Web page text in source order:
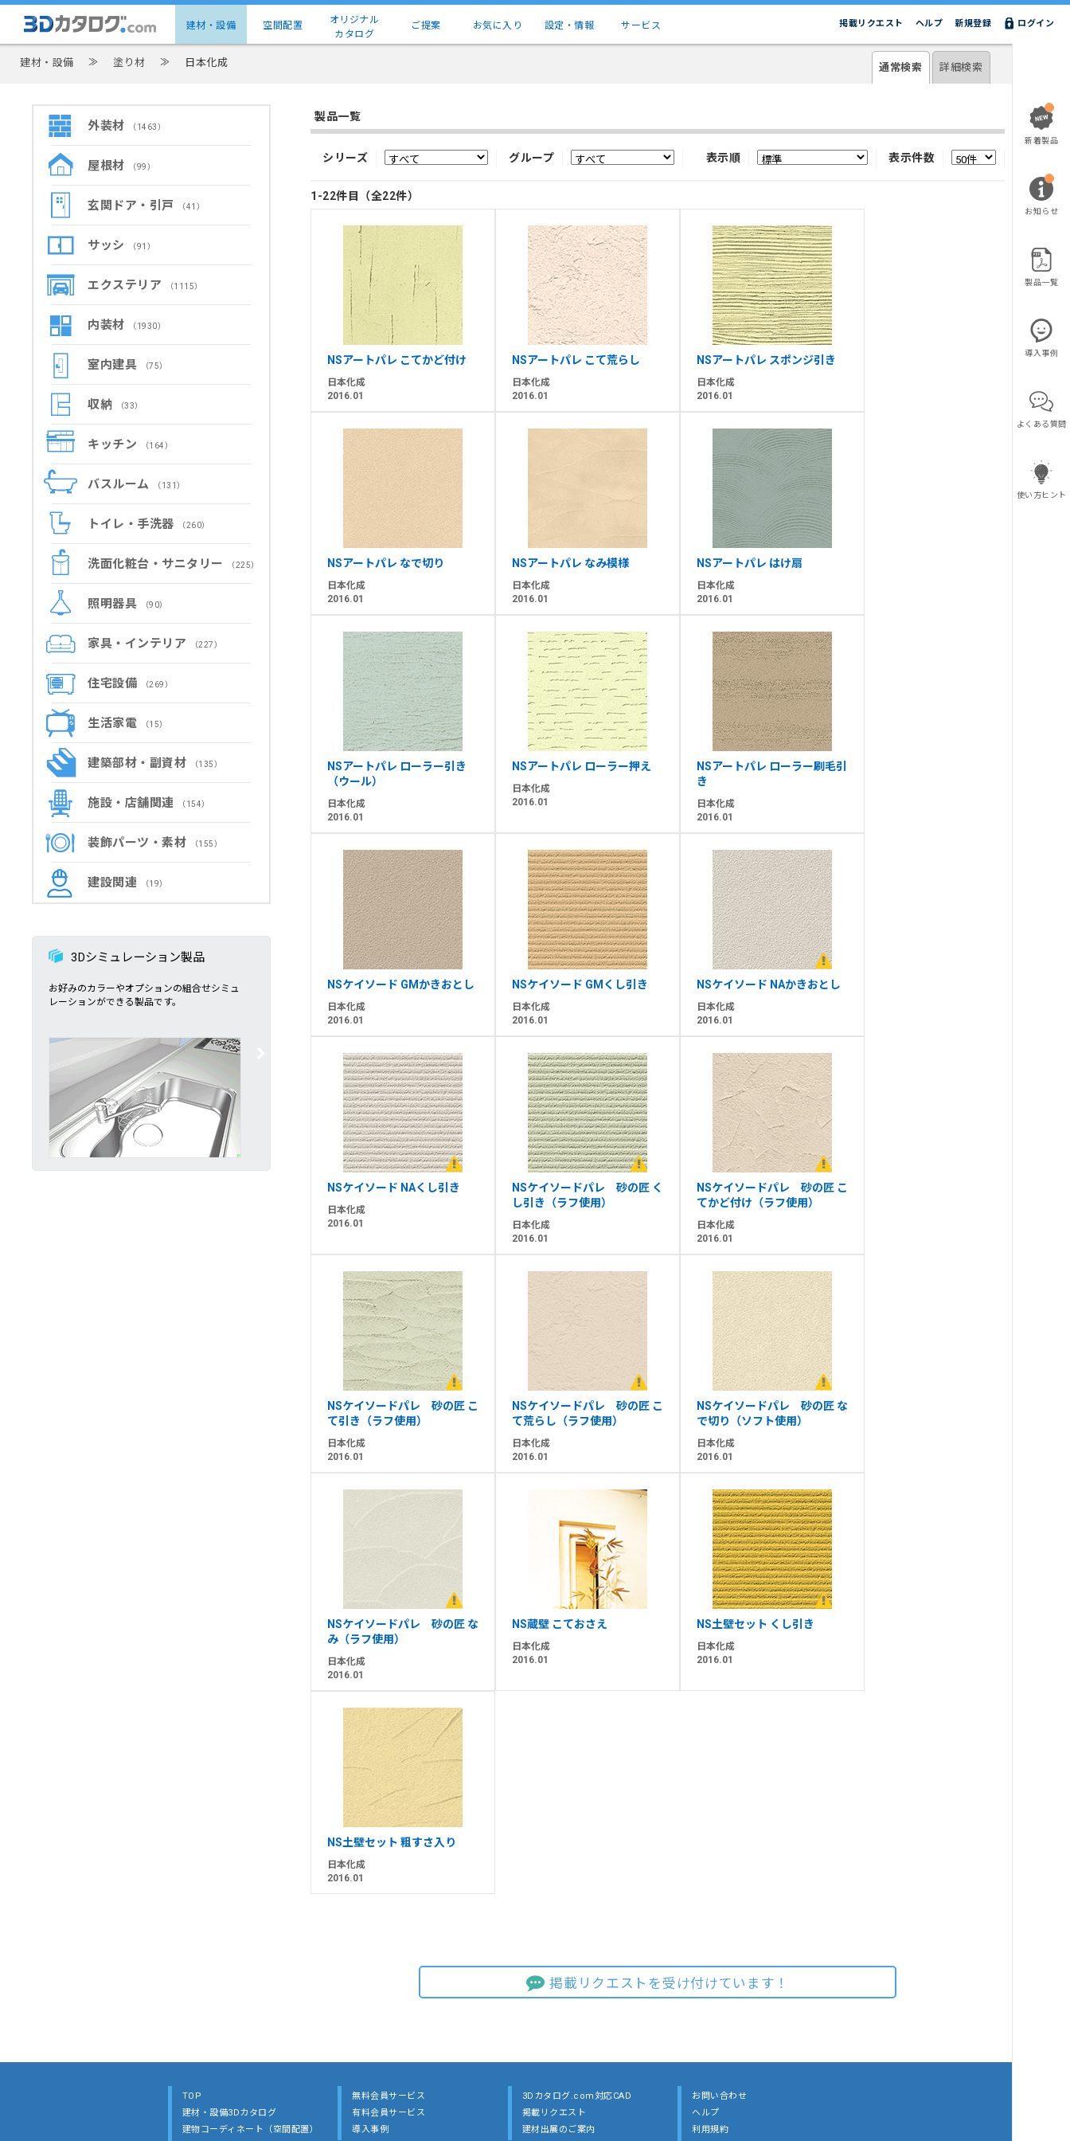
建材・設備 空間配置
オリジナル
カタログ
ご提案 お気に入り 設定・情報 サービス ログイン
新規登録
ヘルプ
掲載リクエスト
建材・設備 ≫ 塗り材 ≫ 日本化成 通常検索 詳細検索
外装材 （1463）
屋根材 （99）
玄関ドア・引戸 （41）
サッシ （91）
エクステリア （1115）
内装材 （1930）
室内建具 （75）
収納 （33）
キッチン （164）
バスルーム （131）
トイレ・手洗器 （260）
洗面化粧台・サニタリー （225）
照明器具 （90）
家具・インテリア （227）
住宅設備 （269）
生活家電 （15）
建築部材・副資材 （135）
施設・店舗関連 （154）
装飾パーツ・素材 （155）
建設関連 （19）
3Dシミュレーション製品
お好みのカラーやオプションの組合せシミュ
レーションができる製品です。
製品一覧
シリーズ グループ 表示順 表示件数
1-22件目（全22件）
NSアートパレ こてかど付け
日本化成
2016.01
NSアートパレ こて荒らし
日本化成
2016.01
NSアートパレ スポンジ引き
日本化成
2016.01
NSアートパレ なで切り
日本化成
2016.01
NSアートパレ なみ模様
日本化成
2016.01
NSアートパレ はけ扇
日本化成
2016.01
NSアートパレ ローラー引き
（ウール）
日本化成
2016.01
NSアートパレ ローラー押え
日本化成
2016.01
NSアートパレ ローラー刷毛引
き
日本化成
2016.01
NSケイソード GMかきおとし
日本化成
2016.01
NSケイソード GMくし引き
日本化成
2016.01
NSケイソード NAかきおとし
日本化成
2016.01
NSケイソード NAくし引き
日本化成
2016.01
NSケイソードパレ 砂の匠 く
し引き（ラフ使用）
日本化成
2016.01
NSケイソードパレ 砂の匠 こ
てかど付け（ラフ使用）
日本化成
2016.01
NSケイソードパレ 砂の匠 こ
て引き（ラフ使用）
日本化成
2016.01
NSケイソードパレ 砂の匠 こ
て荒らし（ラフ使用）
日本化成
2016.01
NSケイソードパレ 砂の匠 な
で切り（ソフト使用）
日本化成
2016.01
NSケイソードパレ 砂の匠 な
み（ラフ使用）
日本化成
2016.01
NS蔵壁 こておさえ
日本化成
2016.01
NS土壁セット くし引き
日本化成
2016.01
NS土壁セット 粗すさ入り
日本化成
2016.01
掲載リクエストを受け付けています！
新着製品
お知らせ
製品一覧
導入事例
よくある質問
使い方ヒント
TOP
建材・設備3Dカタログ
建物コーディネート（空間配置）
無料会員サービス
有料会員サービス
導入事例
3Dカタログ.com対応CAD
掲載リクエスト
建材出展のご案内
お問い合わせ
ヘルプ
利用規約